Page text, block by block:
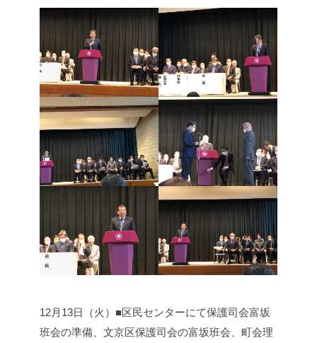
12月13日（火）■区民センターにて保護司会富坂
班会の準備、文京区保護司会の富坂班会、町会理